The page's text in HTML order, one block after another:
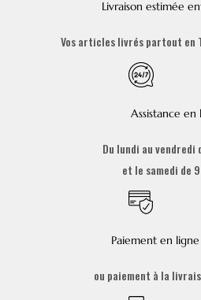
Livraison estimée
Vos articles livrés partout en
Assistance en
Du lundi au vendredi
et le samedi de
Paiement en ligne
ou paiement à la